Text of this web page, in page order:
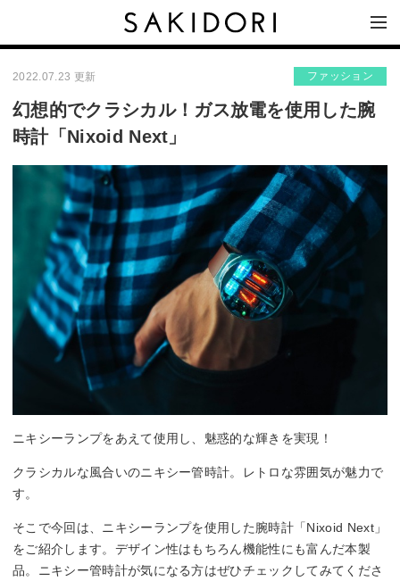
2022.07.23 更新 ファッション
幻想的でクラシカル！ガス放電を使用した腕
時計「Nixoid Next」
ニキシーランプをあえて使用し、魅惑的な輝きを実現！
クラシカルな風合いのニキシー管時計。レトロな雰囲気が魅力で
す。
そこで今回は、ニキシーランプを使用した腕時計「Nixoid Next」
をご紹介します。デザイン性はもちろん機能性にも富んだ本製
品。ニキシー管時計が気になる方はぜひチェックしてみてくださ